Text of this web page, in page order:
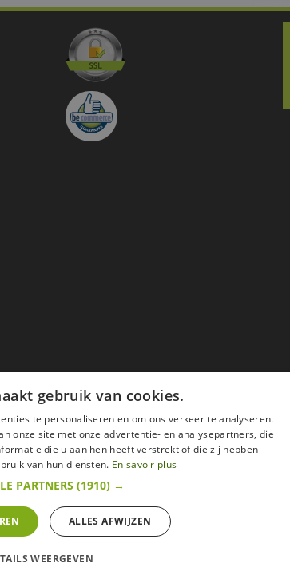
withdrawal rights
terug te komen.
gebruik van cookies.
te personaliseren en om ons verkeer te analyseren.
onze site met onze advertentie- en analysepartners, die
die u aan hen heeft verstrekt of die zij hebben
van hun diensten. En savoir plus
PARTNERS (1910) →
ALLES AFWIJZEN
WEERGEVEN